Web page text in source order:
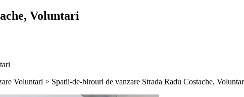
Voluntari
Voluntari > Spatii-de-birouri de vanzare Strada Radu Costache,